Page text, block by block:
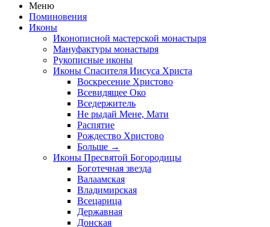
Меню
Поминовения
Иконы
Иконописной мастерской монастыря
Мануфактуры монастыря
Рукописные иконы
Иконы Спасителя Иисуса Христа
Воскресение Христово
Всевидящее Око
Вседержитель
Не рыдай Мене, Мати
Распятие
Рождество Христово
Больше →
Иконы Пресвятой Богородицы
Боготечная звезда
Валаамская
Владимирская
Всецарица
Державная
Донская